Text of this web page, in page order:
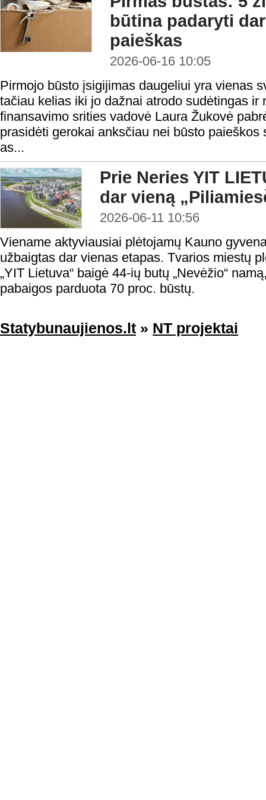
būtina padaryti
paieškas
2026-06-16 10:05
Pirmojo būsto įsigijimas daugeliui yra vienas
tačiau kelias iki jo dažnai atrodo sudėtingas ir
finansavimo srities vadovė Laura Žukovė
prasidėti gerokai anksčiau nei būsto paieškos
as...
Prie Neries YIT
dar vieną
2026-06-11 10:56
Viename aktyviausiai plėtojamų Kauno
užbaigtas dar vienas etapas. Tvarios miestų
„YIT Lietuva“ baigė 44-ių butų „Nevėžio“
pabaigos parduota 70 proc. būstų.
Statybunaujienos.lt » NT projektai